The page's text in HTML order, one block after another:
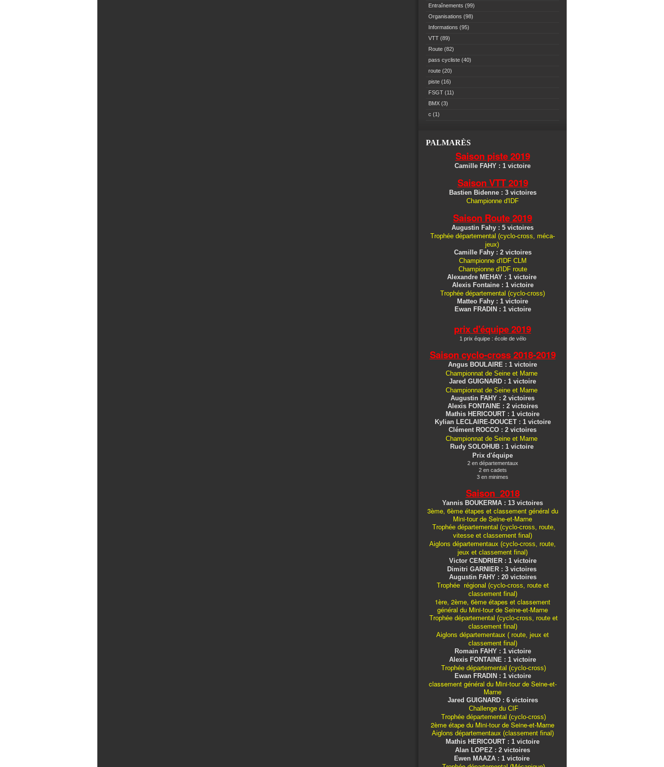
Entraînements (99)
Organisations (98)
Informations (95)
VTT (89)
Route (82)
pass cycliste (40)
route (20)
piste (16)
FSGT (11)
BMX (3)
c (1)
PALMARÈS
Saison piste 2019
Camille FAHY : 1 victoire
Saison VTT 2019
Bastien Bidenne : 3 victoires
Championne d'IDF
Saison Route 2019
Augustin Fahy : 5 victoires
Trophée départemental (cyclo-cross, méca-
jeux)
Camille Fahy : 2 victoires
Championne d'IDF CLM
Championne d'IDF route
Alexandre MEHAY : 1 victoire
Alexis Fontaine : 1 victoire
Trophée départemental (cyclo-cross)
Matteo Fahy : 1 victoire
Ewan FRADIN : 1 victoire
prix d'équipe 2019
1 prix équipe : école de vélo
Saison cyclo-cross2018-2019
Angus BOULAIRE : 1 victoire
Championnat de Seine et Marne
Jared GUIGNARD : 1 victoire
Championnat de Seine et Marne
Augustin FAHY : 2 victoires
Alexis FONTAINE : 2 victoires
Mathis HERICOURT : 1 victoire
Kylian LECLAIRE-DOUCET : 1 victoire
Clément ROCCO : 2 victoires
Championnat de Seine et Marne
Rudy SOLOHUB : 1 victoire
Prix d'équipe
2 en départementaux
2 en cadets
3 en minimes
Saison 2018
Yannis BOUKERMA : 13 victoires
3ème, 6ème étapes et classement général du
Mini-tour de Seine-et-Marne
Trophée départemental (cyclo-cross, route,
vitesse et classement final)
Aiglons départementaux (cyclo-cross, route,
jeux et classement final)
Victor CENDRIER : 1 victoire
Dimitri GARNIER : 3 victoires
Augustin FAHY : 20 victoires
Trophée régional (cyclo-cross, route et
classement final)
1ère, 2ème, 6ème étapes et classement
général du Mini-tour de Seine-et-Marne
Trophée départemental (cyclo-cross, route et
classement final)
Aiglons départementaux ( route, jeux et
classement final)
Romain FAHY : 1 victoire
Alexis FONTAINE : 1 victoire
Trophée départemental (cyclo-cross)
Ewan FRADIN : 1 victoire
classement général du Mini-tour de Seine-et-
Marne
Jared GUIGNARD : 6 victoires
Challenge du CIF
Trophée départemental (cyclo-cross)
2ème étape du Mini-tour de Seine-et-Marne
Aiglons départementaux (classement final)
Mathis HERICOURT : 1 victoire
Alan LOPEZ : 2 victoires
Ewen MAAZA : 1 victoire